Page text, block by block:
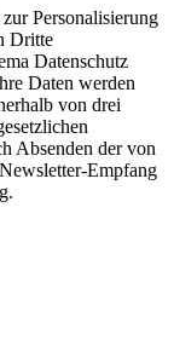
Personalisierung
Dritte
Datenschutz
Daten werden
von drei
Absenden der von
Empfang